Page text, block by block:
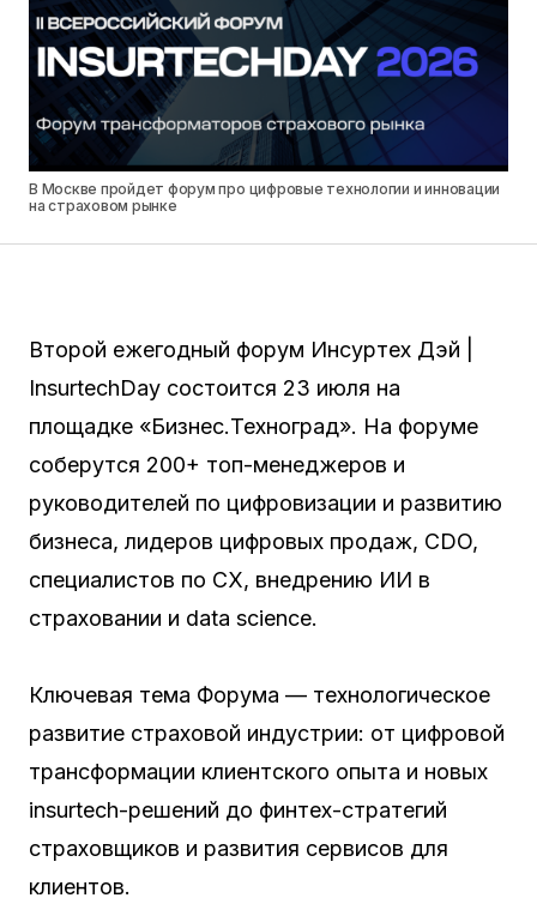
В Москве пройдет форум про цифровые технологии и инновации
на страховом рынке
Второй ежегодный форум Инсуртех Дэй |
InsurtechDay состоится 23 июля на
площадке «Бизнес.Техноград». На форуме
соберутся 200+ топ-менеджеров и
руководителей по цифровизации и развитию
бизнеса, лидеров цифровых продаж, CDO,
специалистов по CX, внедрению ИИ в
страховании и data science.
Ключевая тема Форума — технологическое
развитие страховой индустрии: от цифровой
трансформации клиентского опыта и новых
insurtech-решений до финтех-стратегий
страховщиков и развития сервисов для
клиентов.